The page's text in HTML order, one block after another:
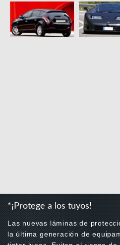
*¡Protege a los tuyos!
Las nuevas láminas de
la última generación de